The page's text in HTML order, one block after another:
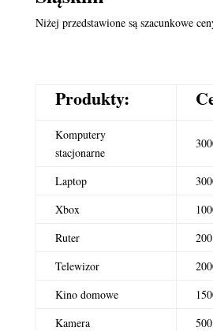
Niżej przedstawione są szacunkowe
Produkty:
Komputery
stacjonarne
Laptop
Xbox
Ruter
Telewizor
Kino domowe
Kamera